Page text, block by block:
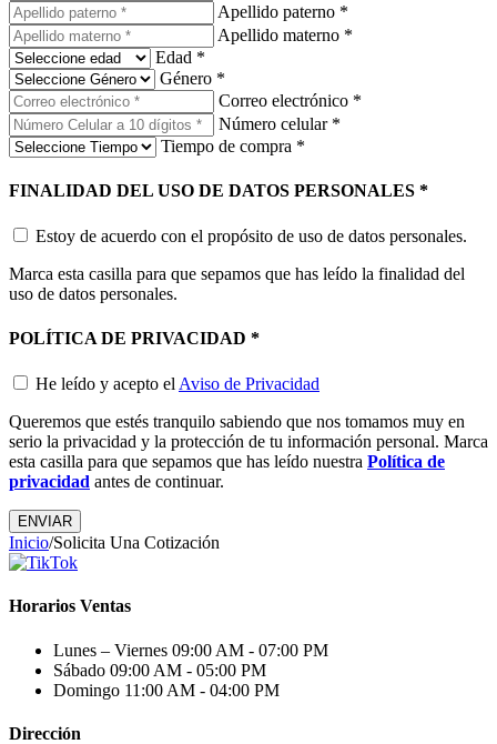
Apellido paterno *
Apellido materno *
Edad *
Género *
Correo electrónico *
Número celular *
Tiempo de compra *
FINALIDAD DEL USO DE DATOS PERSONALES *
Estoy de acuerdo con el propósito de uso de datos personales.
Marca esta casilla para que sepamos que has leído la finalidad del
uso de datos personales.
POLÍTICA DE PRIVACIDAD *
He leído y acepto el Aviso de Privacidad
Queremos que estés tranquilo sabiendo que nos tomamos muy en
serio la privacidad y la protección de tu información personal. Marca
esta casilla para que sepamos que has leído nuestra Política de
privacidad antes de continuar.
Inicio/Solicita Una Cotización
Horarios Ventas
Lunes – Viernes 09:00 AM - 07:00 PM
Sábado 09:00 AM - 05:00 PM
Domingo 11:00 AM - 04:00 PM
Dirección